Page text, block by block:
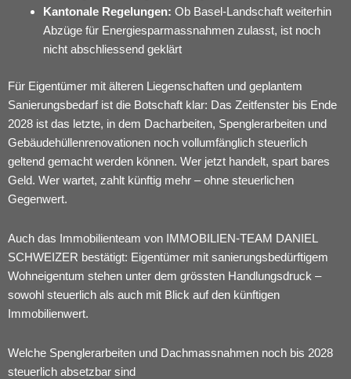
Kantonale Regelungen: Ob Basel-Landschaft weiterhin
Abzüge für Energiesparmassnahmen zulasst, ist noch
nicht abschliessend geklärt
Für Eigentümer mit älteren Liegenschaften und geplantem
Sanierungsbedarf ist die Botschaft klar: Das Zeitfenster bis Ende
2028 ist das letzte, in dem Dacharbeiten, Spenglerarbeiten und
Gebäudehüllenrenovationen noch vollumfänglich steuerlich
geltend gemacht werden können. Wer jetzt handelt, spart bares
Geld. Wer wartet, zahlt künftig mehr – ohne steuerlichen
Gegenwert.
Auch das Immobilienteam von IMMOBILIEN-TEAM DANIEL
SCHWEIZER bestätigt: Eigentümer mit sanierungsbedürftigem
Wohneigentum stehen unter dem grössten Handlungsdruck –
sowohl steuerlich als auch mit Blick auf den künftigen
Immobilienwert.
Welche Spenglerarbeiten und Dachmassnahmen noch bis 2028
steuerlich absetzbar sind